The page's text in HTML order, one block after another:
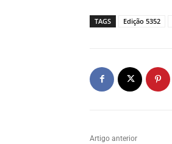
TAGS Edição 5352
Artigo anterior